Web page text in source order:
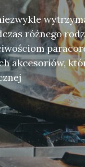
różnego
akcesoriów,